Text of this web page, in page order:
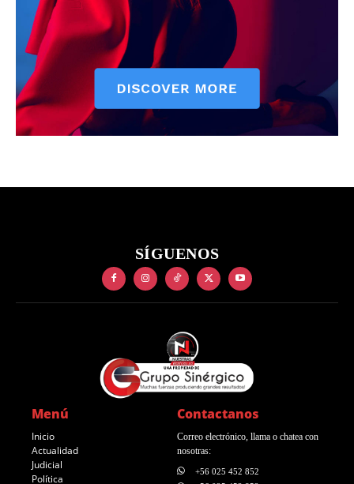
SÍGUENOS
Menú
Inicio
Actualidad
Judicial
Política
Contactanos
Correo electrónico, llama o chatea con
nosotras:
+56 025 452 852